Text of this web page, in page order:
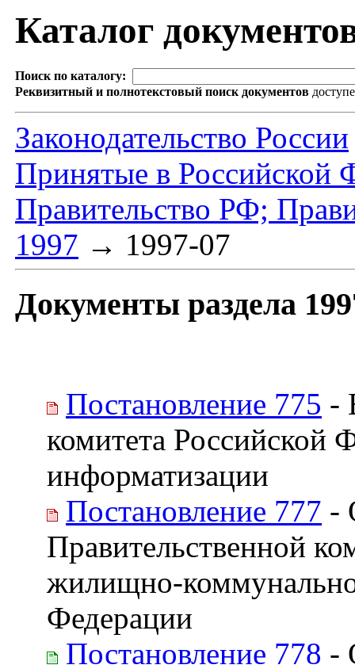
Каталог
Поиск по каталогу:
Реквизитный и полнотекстовый поиск документов
Законодательство России
Принятые в Российской
Правительство РФ;
1997 → 1997-07
Документы раздела
Постановление 775 -
комитета Российской
информатизации
Постановление 777 -
Правительственной
жилищно-
Федерации
Постановление 778 -